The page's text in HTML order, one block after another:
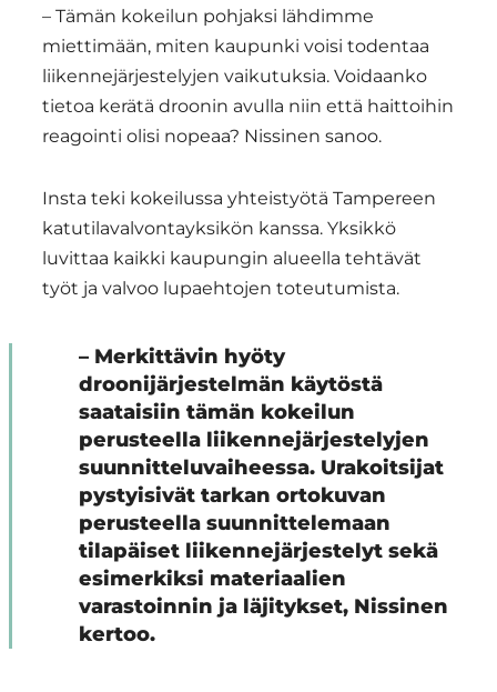
– Tämän kokeilun pohjaksi lähdimme
miettimään, miten kaupunki voisi todentaa
liikennejärjestelyjen vaikutuksia. Voidaanko
tietoa kerätä droonin avulla niin että haittoihin
reagointi olisi nopeaa? Nissinen sanoo.
Insta teki kokeilussa yhteistyötä Tampereen
katutilavalvontayksikön kanssa. Yksikkö
luvittaa kaikki kaupungin alueella tehtävät
työt ja valvoo lupaehtojen toteutumista.
– Merkittävin hyöty
droonijärjestelmän käytöstä
saataisiin tämän kokeilun
perusteella liikennejärjestelyjen
suunnitteluvaiheessa. Urakoitsijat
pystyisivät tarkan ortokuvan
perusteella suunnittelemaan
tilapäiset liikennejärjestelyt sekä
esimerkiksi materiaalien
varastoinnin ja läjitykset, Nissinen
kertoo.